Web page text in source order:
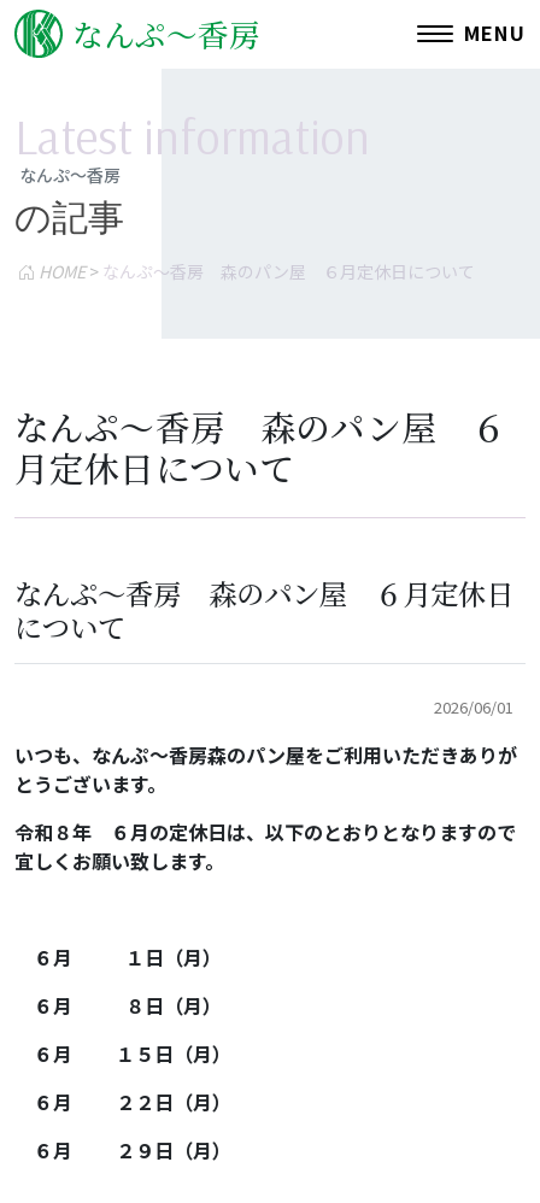
なんぷ〜香房 MENU
施設概要
共同生活援助ぴあ
森のパン屋
災害備蓄用パン工場
りとる
なんぷ〜生活
Latest information
なんぷ～香房
の記事
HOME> なんぷ～香房 森のパン屋 ６月定休日について
なんぷ～香房 森のパン屋 ６
月定休日について
なんぷ～香房 森のパン屋 ６月定休日
について
2026/06/01
いつも、なんぷ～香房森のパン屋をご利用いただきありが
とうございます。
令和８年 ６月の定休日は、以下のとおりとなりますので
宜しくお願い致します。
６月 １ 日（月）
６月 ８ 日（月）
６月 １５日（月）
６月 ２２日（月）
６月 ２９日（月）